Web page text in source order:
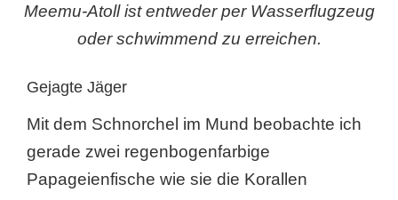
Meemu-Atoll ist entweder per Wasserflugzeug
oder schwimmend zu erreichen.
Gejagte Jäger
Mit dem Schnorchel im Mund beobachte ich
gerade zwei regenbogenfarbige
Papageienfische wie sie die Korallen